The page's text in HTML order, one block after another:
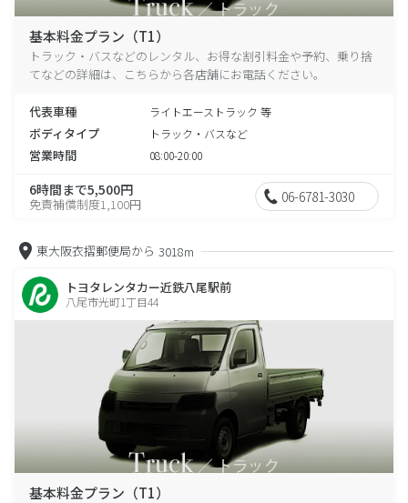
基本料金プラン（T1）
トラック・バスなどのレンタル、お得な割引料金や予約、乗り捨
てなどの詳細は、こちらから各店舗にお電話ください。
代表車種 ライトエーストラック 等
ボディタイプ トラック・バスなど
営業時間 08:00-20:00
6時間まで5,500円
免責補償制度1,100円 06-6781-3030
東大阪衣摺郵便局から 3018m
トヨタレンタカー近鉄八尾駅前
八尾市光町1丁目44
基本料金プラン（T1）